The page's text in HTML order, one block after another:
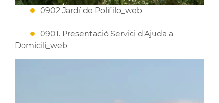
0902 Jardí de Polífilo_web
0901. Presentació Servici d'Ajuda a
Domicili_web